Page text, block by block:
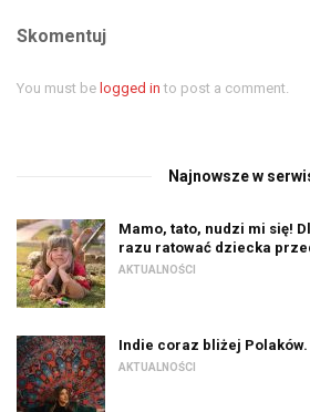
Skomentuj
You must be logged in to post a comment.
Najnowsze w
Mamo, tato, nudzi mi się!
razu ratować dziecka
AKTUALNOŚCI
Indie coraz bliżej
AKTUALNOŚCI